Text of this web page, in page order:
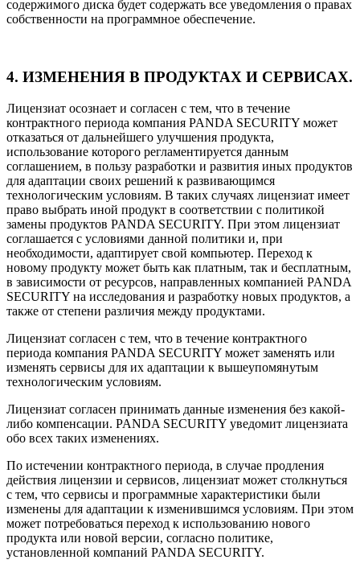
содержимого диска будет содержать все уведомления о правах
собственности на программное обеспечение.
4. ИЗМЕНЕНИЯ В ПРОДУКТАХ И СЕРВИСАХ.
Лицензиат осознает и согласен с тем, что в течение
контрактного периода компания PANDA SECURITY может
отказаться от дальнейшего улучшения продукта,
использование которого регламентируется данным
соглашением, в пользу разработки и развития иных продуктов
для адаптации своих решений к развивающимся
технологическим условиям. В таких случаях лицензиат имеет
право выбрать иной продукт в соответствии с политикой
замены продуктов PANDA SECURITY. При этом лицензиат
соглашается с условиями данной политики и, при
необходимости, адаптирует свой компьютер. Переход к
новому продукту может быть как платным, так и бесплатным,
в зависимости от ресурсов, направленных компанией PANDA
SECURITY на исследования и разработку новых продуктов, а
также от степени различия между продуктами.
Лицензиат согласен с тем, что в течение контрактного
периода компания PANDA SECURITY может заменять или
изменять сервисы для их адаптации к вышеупомянутым
технологическим условиям.
Лицензиат согласен принимать данные изменения без какой-
либо компенсации. PANDA SECURITY уведомит лицензиата
обо всех таких изменениях.
По истечении контрактного периода, в случае продления
действия лицензии и сервисов, лицензиат может столкнуться
с тем, что сервисы и программные характеристики были
изменены для адаптации к изменившимся условиям. При этом
может потребоваться переход к использованию нового
продукта или новой версии, согласно политике,
установленной компаний PANDA SECURITY.